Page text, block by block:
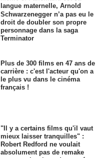
langue maternelle, Arnold
Schwarzenegger n’a pas eu le
droit de doubler son propre
personnage dans la saga
Terminator
Plus de 300 films en 47 ans de
carrière : c'est l'acteur qu'on a
le plus vu dans le cinéma
français !
"Il y a certains films qu'il vaut
mieux laisser tranquilles" :
Robert Redford ne voulait
absolument pas de remake